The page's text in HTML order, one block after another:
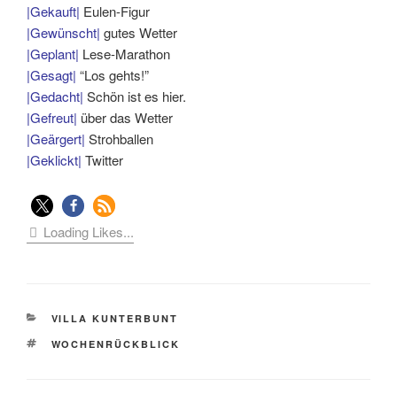
|Gekauft| Eulen-Figur
|Gewünscht| gutes Wetter
|Geplant| Lese-Marathon
|Gesagt| “Los gehts!”
|Gedacht| Schön ist es hier.
|Gefreut| über das Wetter
|Geärgert| Strohballen
|Geklickt| Twitter
Loading Likes...
KATEGORIEN
VILLA KUNTERBUNT
SCHLAGWÖRTER
WOCHENRÜCKBLICK